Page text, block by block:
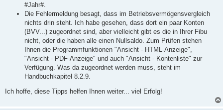
#Jahr#.
Die Fehlermeldung besagt, dass im Betriebsvermögensvergleich
nichts drin steht. Ich habe gesehen, dass dort ein paar Konten
(BVV...) zugeordnet sind, aber vielleicht gibt es die in Ihrer Fibu
nicht, oder die haben alle einen Nullsaldo. Zum Prüfen stehen
Ihnen die Programmfunktionen "Ansicht - HTML-Anzeige",
"Ansicht - PDF-Anzeige" und auch "Ansicht - Kontenliste" zur
Verfügung. Was da zugeordnet werden muss, steht im
Handbuchkapitel 8.2.9.
Ich hoffe, diese Tipps helfen Ihnen weiter... viel Erfolg!